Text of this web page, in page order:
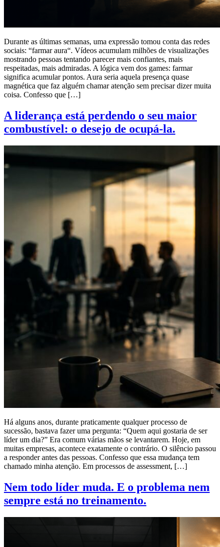
Durante as últimas semanas, uma expressão tomou conta das redes
sociais: “farmar aura“. Vídeos acumulam milhões de visualizações
mostrando pessoas tentando parecer mais confiantes, mais
respeitadas, mais admiradas. A lógica vem dos games: farmar
significa acumular pontos. Aura seria aquela presença quase
magnética que faz alguém chamar atenção sem precisar dizer muita
coisa. Confesso que […]
A liderança está perdendo o seu maior
combustível: o desejo de ocupá-la.
Há alguns anos, durante praticamente qualquer processo de
sucessão, bastava fazer uma pergunta: “Quem aqui gostaria de ser
líder um dia?” Era comum várias mãos se levantarem. Hoje, em
muitas empresas, acontece exatamente o contrário. O silêncio passou
a responder antes das pessoas. Confesso que essa mudança tem
chamado minha atenção. Em processos de assessment, […]
Nem todo líder muda. E o problema nem
sempre está no treinamento.